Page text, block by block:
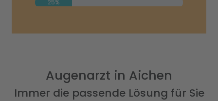
25%
Augenarzt in Aichen
Immer die passende Lösung für Sie